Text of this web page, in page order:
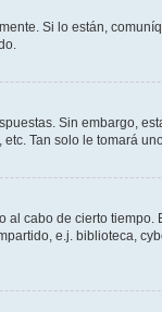
Si lo están,
Sin embargo,
Tan solo le tomará
cabo de cierto
e.j. biblioteca,